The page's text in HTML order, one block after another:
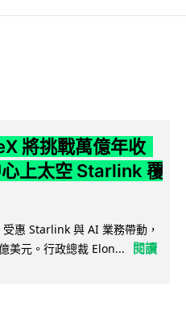
將挑戰萬億年收
上太空 Starlink 覆
惠 Starlink 與 AI 業務帶動，
美元。行政總裁 Elon...
閱讀